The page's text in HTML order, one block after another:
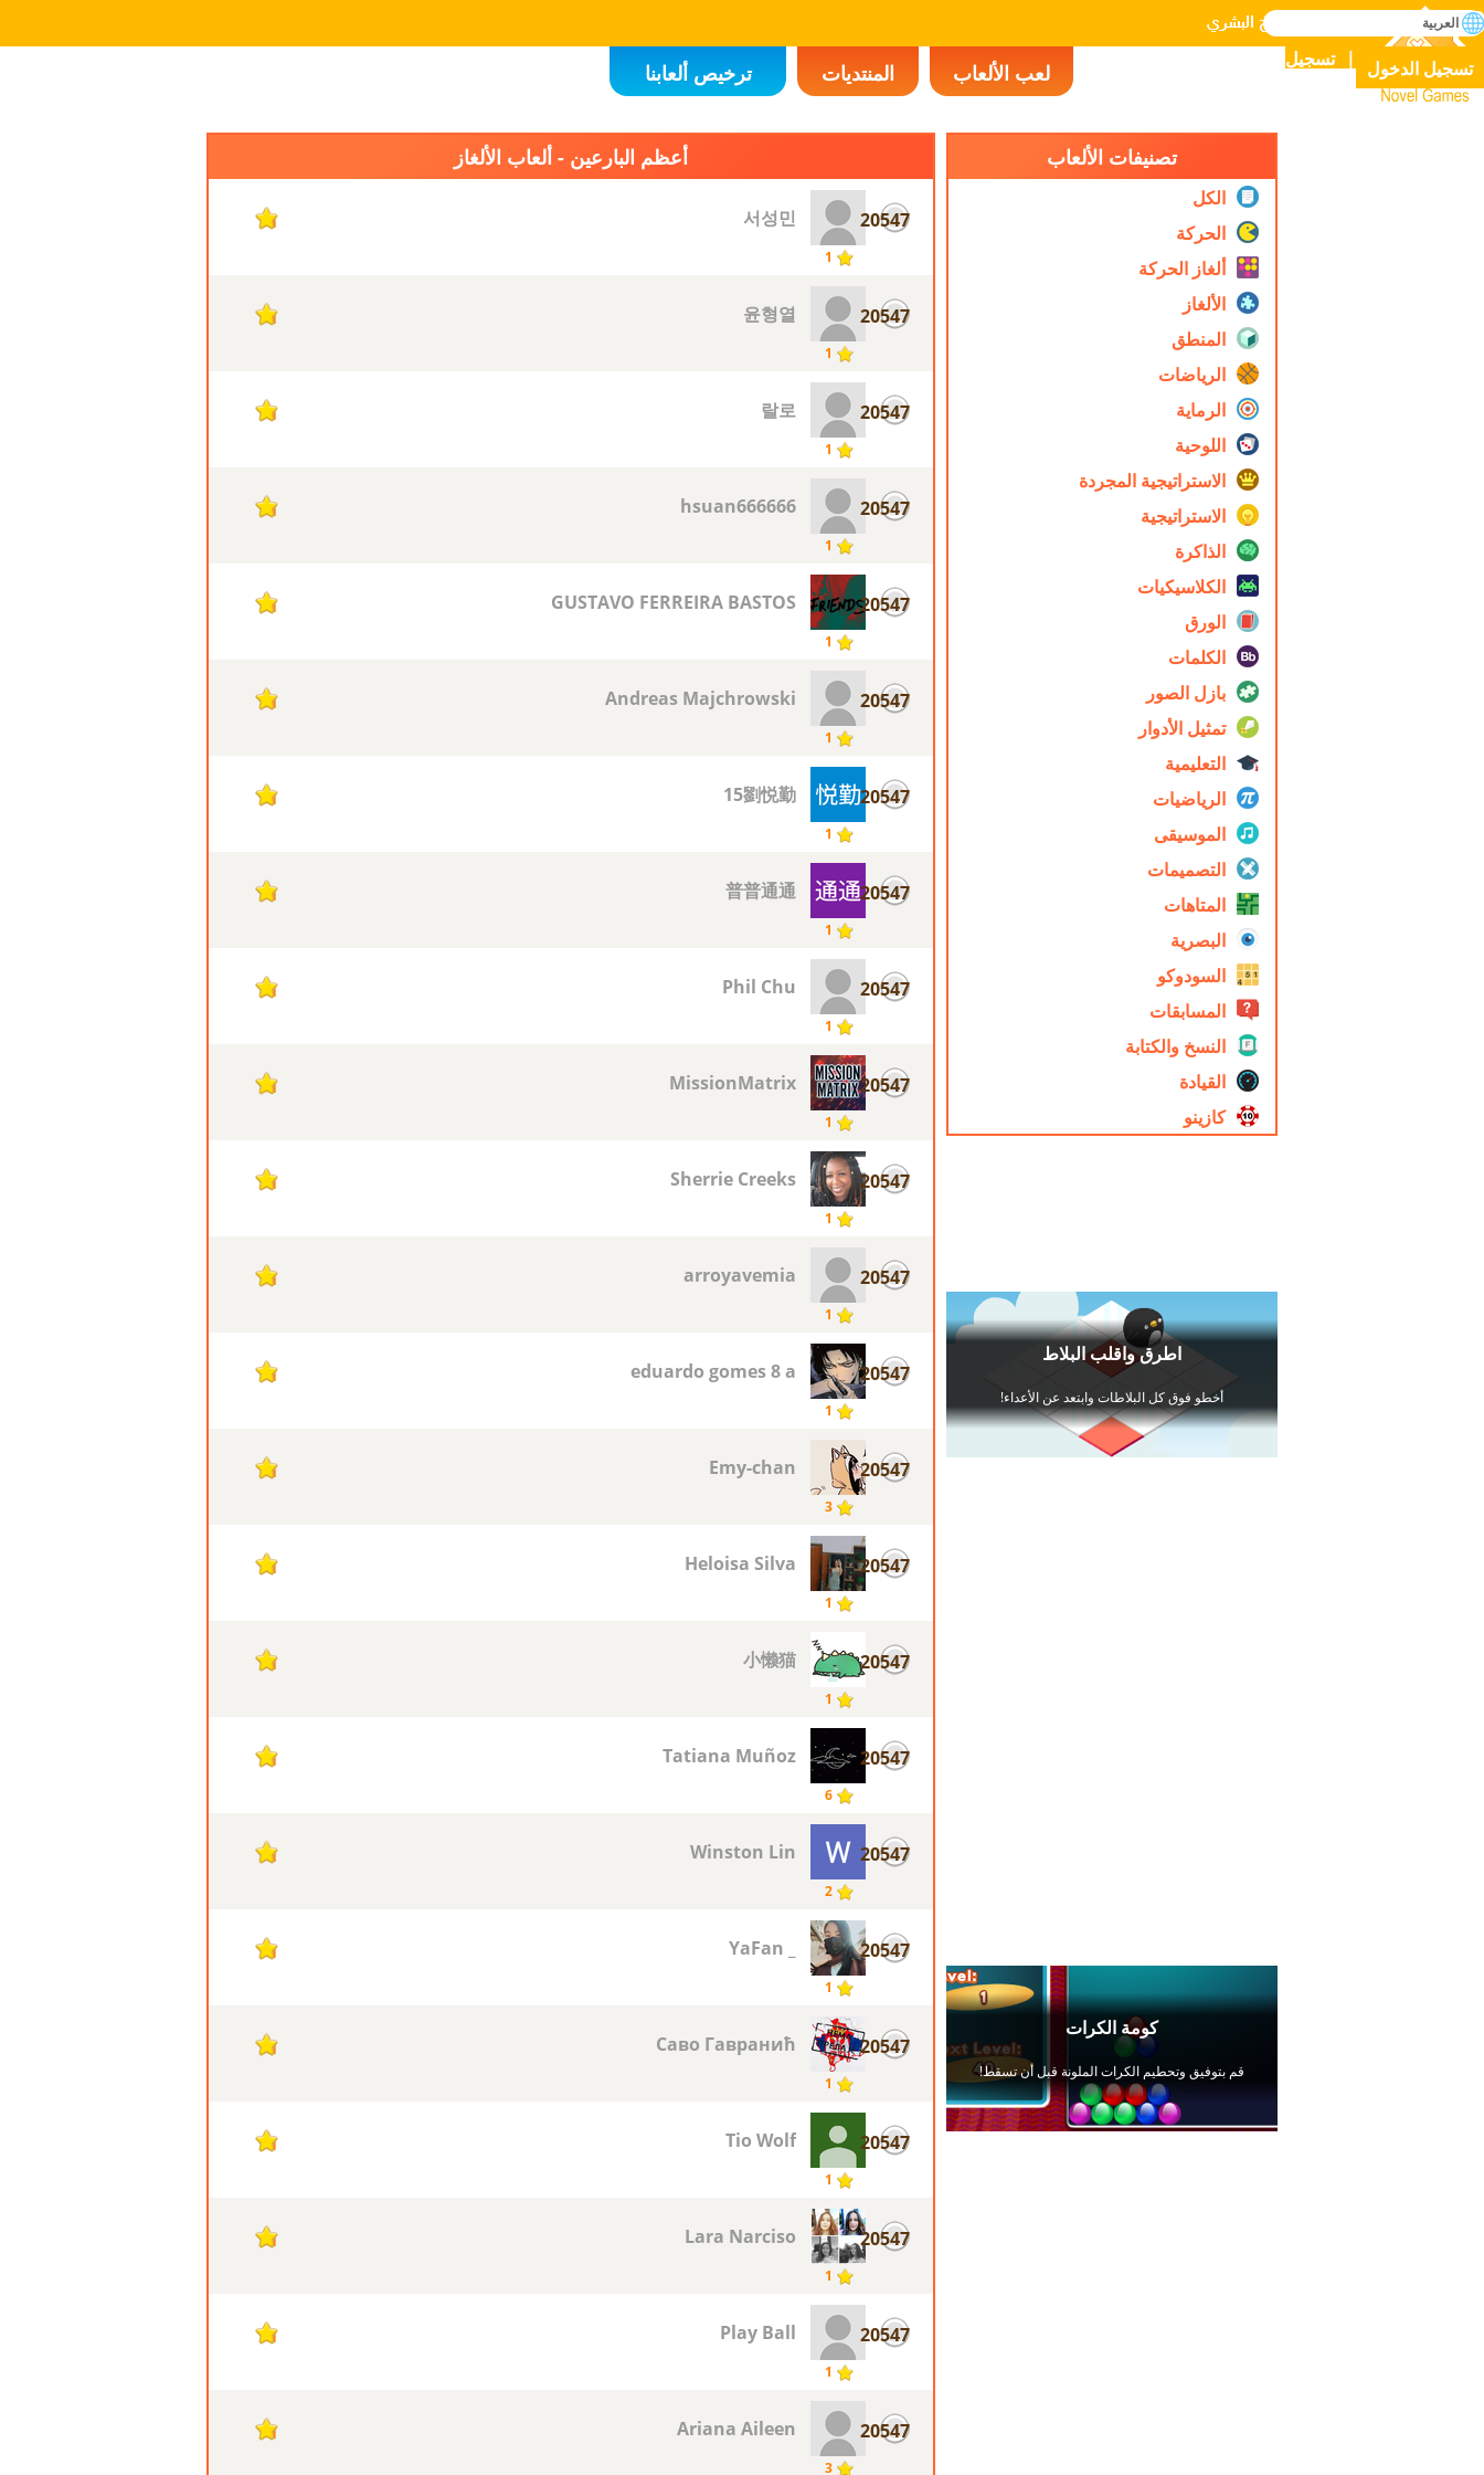
Novel Games
إتقان جميع الألعاب في التاريخ البشري
بحث
لعب الألعاب المنتديات ترخيص ألعابنا تسجيل الدخول تسجيل
العربية
تصنيفات الألعاب
الكل
الحركة
ألغاز الحركة
الألغاز
المنطق
الرياضات
الرماية
اللوحية
الاستراتيجية المجردة
الاستراتيجية
الذاكرة
الكلاسيكيات
الورق
الكلمات
بازل الصور
تمثيل الأدوار
التعليمية
الرياضيات
الموسيقى
التصميمات
المتاهات
البصرية
السودوكو
المسابقات
النسخ والكتابة
القيادة
كازينو
أعظم البارعين - ألعاب الألغاز
20547
1
서성민
1
20547
1
윤형열
1
20547
1
랄로
1
20547
1
hsuan666666
1
20547
1
GUSTAVO FERREIRA BASTOS
1
20547
1
Andreas Majchrowski
1
20547
1
15劉悦勤
1
20547
1
普普通通
1
20547
1
Phil Chu
1
20547
1
MissionMatrix
1
20547
1
Sherrie Creeks
1
20547
1
arroyavemia
1
20547
1
eduardo gomes 8 a
1
20547
3
Emy-chan
1
20547
1
Heloisa Silva
1
20547
1
小懒猫
1
20547
6
Tatiana Muñoz
1
20547
2
Winston Lin
1
20547
1
1
20547
1
Саво Гавранић
1
20547
1
Tio Wolf
1
20547
1
Lara Narciso
1
20547
1
Play Ball
1
20547
3
Ariana Aileen
1